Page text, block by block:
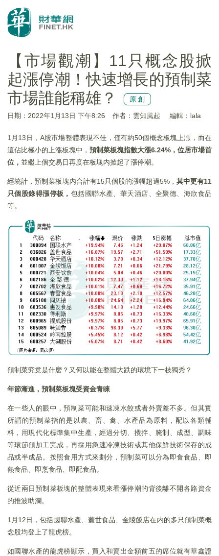
【市場觀潮】11只概念股掀
起漲停潮！快速增長的預制菜
市場誰能稱雄？
原創
日期：2022年1月13日 下午8:26 作者：雲知風起 編輯：lala
1月13日，A股市場整體表現不佳，僅有約50個概念板塊上漲，而在
這佔比極小的上漲板塊中， 預制菜板塊指數大漲6.24% ，位居市場首
位， 並繼上個交易日再度在板塊内掀起了漲停潮。
經統計，預制菜板塊内合計有15只個股的漲幅超過5%， 其中更有11
只個股錄得漲停板， 包括國聯水產、華天酒店、全聚德、海欣食品
等。
預制菜究竟是什麽？又何以能在整體大跌的環境下一枝獨秀？
年節漸進，預制菜板塊受資金青睐
在一些人的眼中，預制菜可能和速凍水餃或者外賣差不多。但其實
所謂的預制菜指的是以農、畜、禽、水產品為原料，配以各類輔
料，用現代化標準集中生產，經過分切、攪拌、腌制、成型、調味
等環節預加工完成，再採用急速冷凍技術或其他保鮮技術保存的成
品或半成品。按照食用方式來劃分，預制菜可以分為即食食品、即
熱食品、即烹食品、即配食品。
從近兩日預制菜板塊的整體表現來看漲停潮的背後離不開各路資金
的推波助瀾。
1月12日，包括國聯水產、蓋世食品、金陵飯店在内的多只預制菜概
念股均登上了龍虎榜。
如國聯水產的龍虎榜顯示，買入和賣出金額前五的席位就有華鑫證